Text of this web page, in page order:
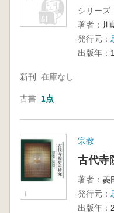
シリーズ
著者： 川
発行元：
出版年：
新刊 在庫なし
古書 1点
宗教
古代寺
著者： 菱
発行元：
出版年：